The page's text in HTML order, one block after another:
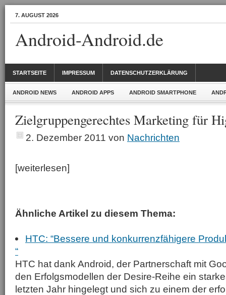
7. AUGUST 2026
Android-Android.de
STARTSEITE IMPRESSUM DATENSCHUTZERKLÄRUNG
ANDROID NEWS ANDROID APPS ANDROID SMARTPHONE
Zielgruppengerechtes Marketing für
2. Dezember 2011 von Nachrichten
[weiterlesen]
Ähnliche Artikel zu diesem Thema:
HTC: “Bessere und konkurrenzfähigere
“
HTC hat dank Android, der Partnerschaft mit
den Erfolgsmodellen der Desire-Reihe ein
letzten Jahr hingelegt und sich zu einem der